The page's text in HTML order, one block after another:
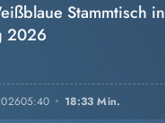
Stammtisch in
2026
05:40 18:33 Min.